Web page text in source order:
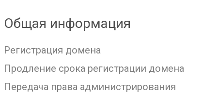
Общая информация
Регистрация домена
Продление срока регистрации домена
Передача права администрирования